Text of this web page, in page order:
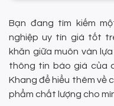
Bạn đang tìm kiếm
nghiệp uy tín giá tốt
khăn giữa muôn vàn
thông tin báo giá của
Khang để hiểu thêm về
phẩm chất lượng cho